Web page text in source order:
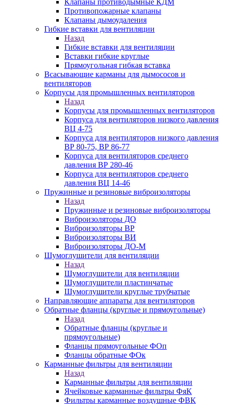
Клапаны противодымные КДМ
Противопожарные клапаны
Клапаны дымоудаления
Гибкие вставки для вентиляции
Назад
Гибкие вставки для вентиляции
Вставки гибкие круглые
Прямоугольная гибкая вставка
Всасывающие карманы для дымососов и
вентиляторов
Корпусы для промышленных вентиляторов
Назад
Корпусы для промышленных вентиляторов
Корпуса для вентиляторов низкого давления
ВЦ 4-75
Корпуса для вентиляторов низкого давления
ВР 80-75, ВР 86-77
Корпуса для вентиляторов среднего
давления ВР 280-46
Корпуса для вентиляторов среднего
давления ВЦ 14-46
Пружинные и резиновые виброизоляторы
Назад
Пружинные и резиновые виброизоляторы
Виброизоляторы ДО
Виброизоляторы ВР
Виброизоляторы ВИ
Виброизоляторы ДО-М
Шумоглушители для вентиляции
Назад
Шумоглушители для вентиляции
Шумоглушители пластинчатые
Шумоглушители круглые трубчатые
Направляющие аппараты для вентиляторов
Обратные фланцы (круглые и прямоугольные)
Назад
Обратные фланцы (круглые и
прямоугольные)
Фланцы прямоугольные ФОп
Фланцы обратные ФОк
Карманные фильтры для вентиляции
Назад
Карманные фильтры для вентиляции
Ячейковые карманные фильтры ФяК
Фильтры карманные воздушные ФВК